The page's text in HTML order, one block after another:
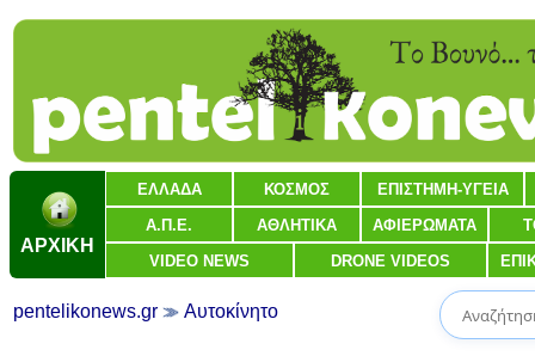
ΑΡΧΙΚΗ
ΕΛΛΑΔΑ ΚΟΣΜΟΣ ΕΠΙΣΤΗΜΗ-ΥΓΕΙΑ
Α.Π.Ε. ΑΘΛΗΤΙΚΑ ΑΦΙΕΡΩΜΑΤΑ
VIDEO NEWS DRONE VIDEOS
pentelikonews.gr Αυτοκίνητο